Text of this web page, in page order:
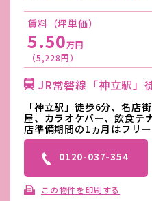
賃料（坪単価）
5.50万円
（5,228円）
JR常磐線「神立駅」
「神立駅」徒歩6分、名店
屋、カラオケバー、飲食
店準備期間の1ヵ月はフリ
0120-037-354
この物件を印刷する